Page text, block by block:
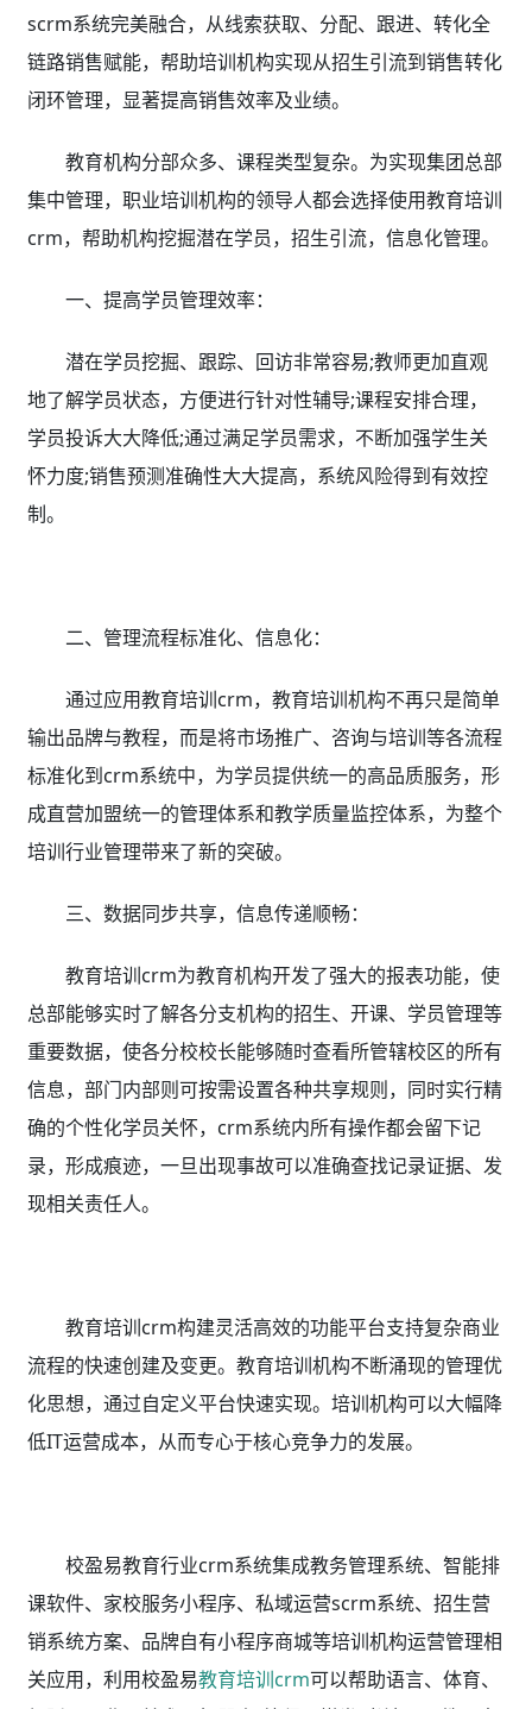
scrm系统完美融合，从线索获取、分配、跟进、转化全
链路销售赋能，帮助培训机构实现从招生引流到销售转化
闭环管理，显著提高销售效率及业绩。
教育机构分部众多、课程类型复杂。为实现集团总部
集中管理，职业培训机构的领导人都会选择使用教育培训
crm，帮助机构挖掘潜在学员，招生引流，信息化管理。
一、提高学员管理效率：
潜在学员挖掘、跟踪、回访非常容易;教师更加直观
地了解学员状态，方便进行针对性辅导;课程安排合理，
学员投诉大大降低;通过满足学员需求，不断加强学生关
怀力度;销售预测准确性大大提高，系统风险得到有效控
制。
二、管理流程标准化、信息化：
通过应用教育培训crm，教育培训机构不再只是简单
输出品牌与教程，而是将市场推广、咨询与培训等各流程
标准化到crm系统中，为学员提供统一的高品质服务，形
成直营加盟统一的管理体系和教学质量监控体系，为整个
培训行业管理带来了新的突破。
三、数据同步共享，信息传递顺畅：
教育培训crm为教育机构开发了强大的报表功能，使
总部能够实时了解各分支机构的招生、开课、学员管理等
重要数据，使各分校校长能够随时查看所管辖校区的所有
信息，部门内部则可按需设置各种共享规则，同时实行精
确的个性化学员关怀，crm系统内所有操作都会留下记
录，形成痕迹，一旦出现事故可以准确查找记录证据、发
现相关责任人。
教育培训crm构建灵活高效的功能平台支持复杂商业
流程的快速创建及变更。教育培训机构不断涌现的管理优
化思想，通过自定义平台快速实现。培训机构可以大幅降
低IT运营成本，从而专心于核心竞争力的发展。
校盈易教育行业crm系统集成教务管理系统、智能排
课软件、家校服务小程序、私域运营scrm系统、招生营
销系统方案、品牌自有小程序商城等培训机构运营管理相
关应用，利用校盈易教育培训crm可以帮助语言、体育、